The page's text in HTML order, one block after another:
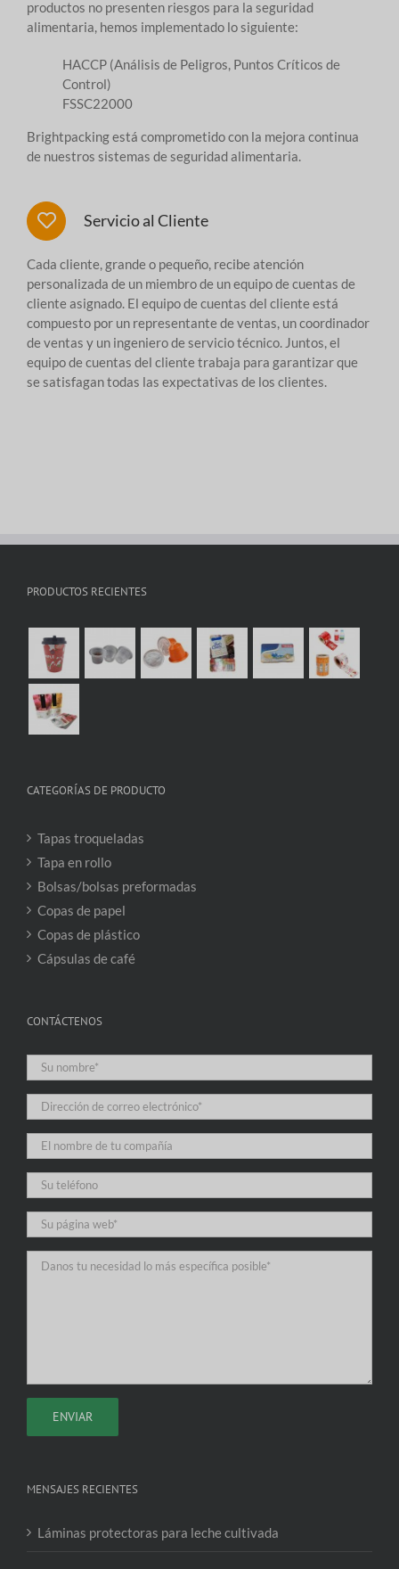
productos no presenten riesgos para la seguridad
alimentaria, hemos implementado lo siguiente:
HACCP (Análisis de Peligros, Puntos Críticos de
Control)
FSSC22000
Brightpacking está comprometido con la mejora continua
de nuestros sistemas de seguridad alimentaria.
Servicio al Cliente
Cada cliente, grande o pequeño, recibe atención
personalizada de un miembro de un equipo de cuentas de
cliente asignado. El equipo de cuentas del cliente está
compuesto por un representante de ventas, un coordinador
de ventas y un ingeniero de servicio técnico. Juntos, el
equipo de cuentas del cliente trabaja para garantizar que
se satisfagan todas las expectativas de los clientes.
PRODUCTOS RECIENTES
CATEGORÍAS DE PRODUCTO
Tapas troqueladas
Tapa en rollo
Bolsas/bolsas preformadas
Copas de papel
Copas de plástico
Cápsulas de café
CONTÁCTENOS
MENSAJES RECIENTES
Láminas protectoras para leche cultivada